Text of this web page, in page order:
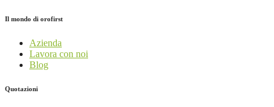
Il mondo di orofirst
Azienda
Lavora con noi
Blog
Quotazioni